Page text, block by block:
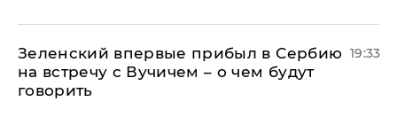
Зеленский впервые прибыл в Сербию
на встречу с Вучичем – о чем будут
говорить
19:33